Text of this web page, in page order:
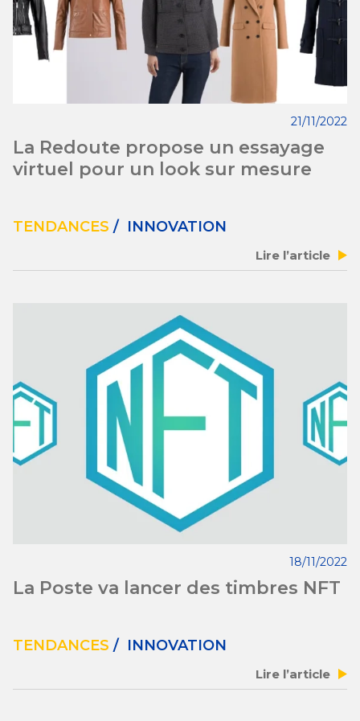
La Redoute propose un essayage
virtuel pour un look sur mesure
21/11/2022
TENDANCES / INNOVATION
Lire l’article
La Poste va lancer des timbres NFT
18/11/2022
TENDANCES / INNOVATION
Lire l’article